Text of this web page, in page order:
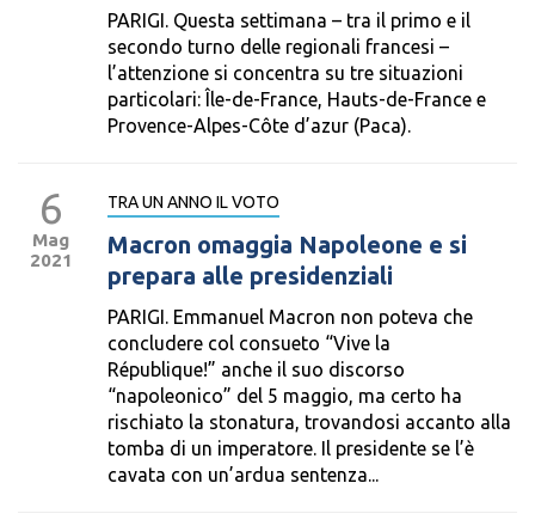
PARIGI. Questa settimana – tra il primo e il
secondo turno delle regionali francesi –
l’attenzione si concentra su tre situazioni
particolari: Île-de-France, Hauts-de-France e
Provence-Alpes-Côte d’azur (Paca).
6
Mag
2021
TRA UN ANNO IL VOTO
Macron omaggia Napoleone e si
prepara alle presidenziali
PARIGI. Emmanuel Macron non poteva che
concludere col consueto “Vive la
République!” anche il suo discorso
“napoleonico” del 5 maggio, ma certo ha
rischiato la stonatura, trovandosi accanto alla
tomba di un imperatore. Il presidente se l’è
cavata con un’ardua sentenza...